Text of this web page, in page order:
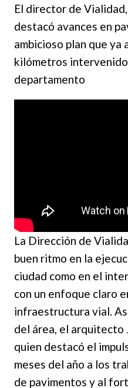
El director de
destacó avances en
ambicioso plan que ya
kilómetros
departamento
La Dirección de
buen ritmo en la
ciudad como en el
con un enfoque claro
infraestructura vial.
del área, el arquitecto
quien destacó el
meses del año a los
de pavimentos y al